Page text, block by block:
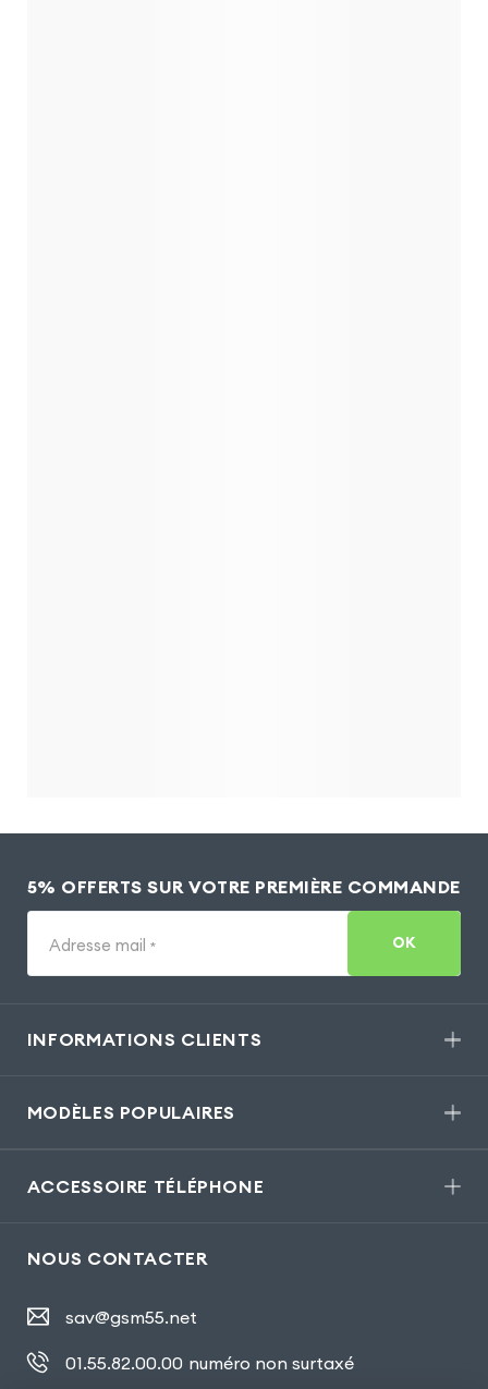
5% OFFERTS SUR VOTRE PREMIÈRE COMMANDE
Adresse mail * OK
INFORMATIONS CLIENTS
MODÈLES POPULAIRES
ACCESSOIRE TÉLÉPHONE
NOUS CONTACTER
sav@gsm55.net
01.55.82.00.00 numéro non surtaxé